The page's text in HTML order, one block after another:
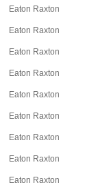
Eaton Raxton
Eaton Raxton
Eaton Raxton
Eaton Raxton
Eaton Raxton
Eaton Raxton
Eaton Raxton
Eaton Raxton
Eaton Raxton